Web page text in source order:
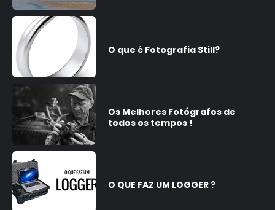
O que é Fotografia Still?
Os Melhores Fotógrafos de
todos os tempos !
O QUE FAZ UM LOGGER ?